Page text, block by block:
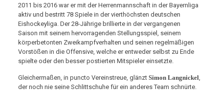
2011 bis 2016 war er mit der Herrenmannschaft in der Bayernliga
aktiv und bestritt 78 Spiele in der vierthöchsten deutschen
Eishockeyliga. Der 28-Jährige brillierte in der vergangenen
Saison mit seinem hervorragenden Stellungsspiel, seinem
körperbetonten Zweikampfverhalten und seinen regelmäßigen
Vorstößen in die Offensive, welche er entweder selbst zu Ende
spielte oder den besser postierten Mitspieler einsetzte.
Gleichermaßen, in puncto Vereinstreue, glänzt Simon Langnickel,
der noch nie seine Schlittschuhe für ein anderes Team schnürte.